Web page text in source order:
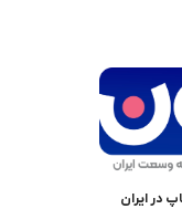
در ایران